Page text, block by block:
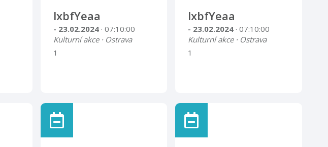
lxbfYeaa
- 23.02.2024 · 07:10:00
Kulturní akce · Ostrava
1
lxbfYeaa
- 23.02.2024 · 07:10:00
Kulturní akce · Ostrava
1